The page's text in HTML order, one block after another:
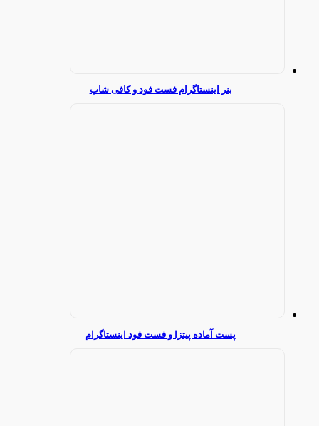
بنر اینستاگرام فست فود و کافی شاپ
پست آماده پیتزا و فست فود اینستاگرام